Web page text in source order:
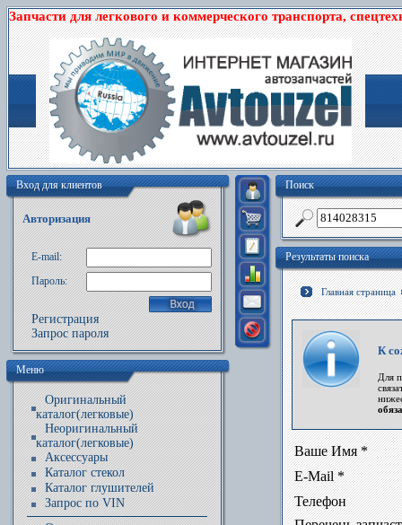
Запчасти для легкового и коммерческого транспорта,
Вход для клиентов
Авторизация
E-mail:
Пароль:
Регистрация
Запрос пароля
Меню
Оригинальный
каталог(легковые)
Неоригинальный
каталог(легковые)
Аксессуары
Каталог стекол
Каталог глушителей
Запрос по VIN
Поиск
Результаты поиска
Главная страница
К
Для
Ваше Имя *
E-Mail *
Телефон